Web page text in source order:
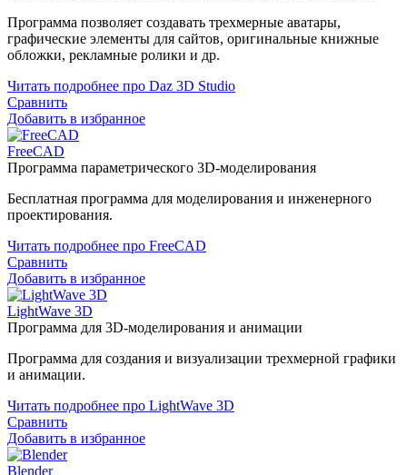
Программа позволяет создавать трехмерные аватары,
графические элементы для сайтов, оригинальные книжные
обложки, рекламные ролики и др.
Читать подробнее про Daz 3D Studio
Сравнить
Добавить в избранное
FreeCAD
Программа параметрического 3D-моделирования
Бесплатная программа для моделирования и инженерного
проектирования.
Читать подробнее про FreeCAD
Сравнить
Добавить в избранное
LightWave 3D
Программа для 3D-моделирования и анимации
Программа для создания и визуализации трехмерной графики
и анимации.
Читать подробнее про LightWave 3D
Сравнить
Добавить в избранное
Blender